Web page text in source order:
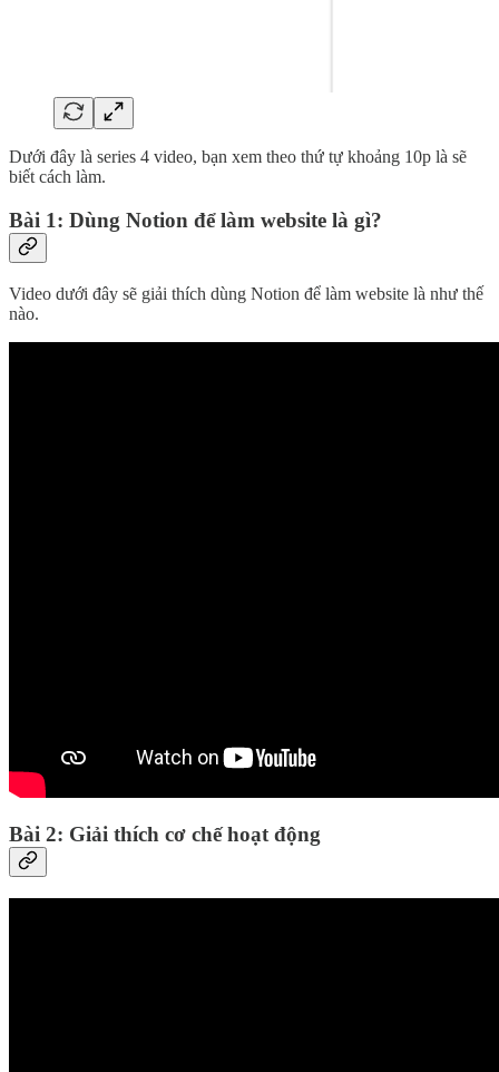
Dưới đây là series 4 video, bạn xem theo thứ tự khoảng 10p là sẽ
biết cách làm.
Bài 1: Dùng Notion để làm website là gì?
Video dưới đây sẽ giải thích dùng Notion để làm website là như thế
nào.
Bài 2: Giải thích cơ chế hoạt động